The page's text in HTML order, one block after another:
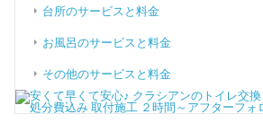
台所のサービスと料金
お風呂のサービスと料金
その他のサービスと料金